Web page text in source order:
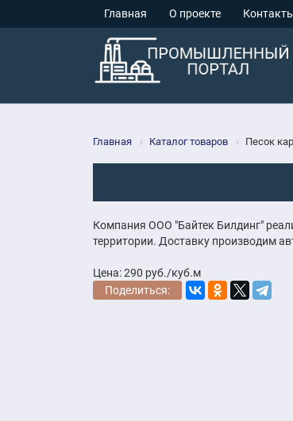
Главная О проекте
Главная Каталог товаров Песок
Компания ООО "Байтек Билдинг"
территории. Доставку производим
Цена: 290 руб./куб.м
Поделиться: